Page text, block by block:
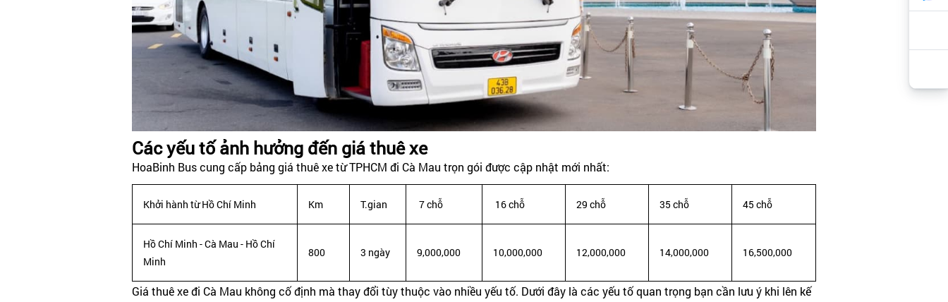
Các yếu tố ảnh hưởng đến giá thuê xe
HoaBinh Bus cung cấp bảng giá thuê xe từ TPHCM đi Cà Mau trọn gói được cập nhật mới nhất:
Khởi hành từ Hồ Chí Minh Km T.gian 7 chỗ 16 chỗ 29 chỗ 35 chỗ 45 chỗ
Hồ Chí Minh - Cà Mau - Hồ Chí
Minh
800 3 ngày 9,000,000 10,000,000 12,000,000 14,000,000 16,500,000
Giá thuê xe đi Cà Mau không cố định mà thay đổi tùy thuộc vào nhiều yếu tố. Dưới đây là các yếu tố quan trọng bạn cần lưu ý khi lên kế